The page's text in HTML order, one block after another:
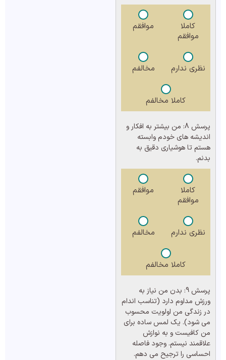
کاملا
موافقم
موافقم
نظری ندارم مخالفم
کاملا مخالفم
پرسش 8:
من بیشتر به افکار و
اندیشه های خودم وابسته
هستم تا هوشیاری دقیق به
بدنم.
کاملا
موافقم
موافقم
نظری ندارم مخالفم
کاملا مخالفم
پرسش 9:
بدن من نیاز به
ورزش مداوم دارد (تناسب اندام
در زندگی من اولویت محسوب
می شود). یک لمس ساده برای
من کافیست و به نوازش
علاقمند نیستم. وجود فاصله
احساسی را ترجیح می دهم.